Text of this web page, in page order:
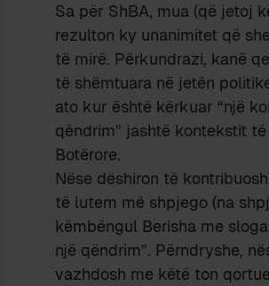
Sa për ShBA, mua (që jetoj
rezulton ky unanimitet që
të mirë. Përkundrazi, kanë
të shëmtuara në jetën
ato kur është kërkuar “një
qëndrim” jashtë kontekstit
Botërore.
Nëse dëshiron të
të lutem më shpjego (na
këmbëngul Berisha me
një qëndrim”. Përndryshe,
vazhdosh me këtë ton